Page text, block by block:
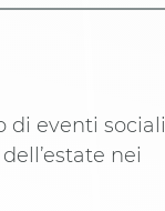
di eventi sociali
nei